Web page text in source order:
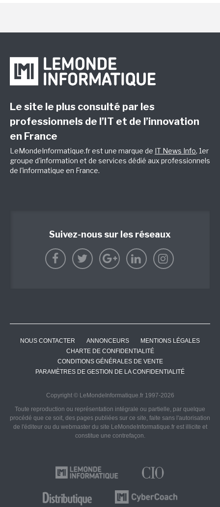
Le site le plus consulté par les
professionnels de l’IT et de l’innovation
en France
LeMondeInformatique.fr est une marque de IT News Info, 1er
groupe d'information et de services dédié aux professionnels
de l'informatique en France.
Suivez-nous sur les réseaux
NOUS CONTACTER ANNONCEURS
MENTIONS LÉGALES
CHARTE DE CONFIDENTIALITÉ
CONDITIONS GÉNÉRALES DE VENTE
PARAMÈTRES DE GESTION DE LA CONFIDENTIALITÉ
Copyright © LeMondeInformatique.fr 1997-2026
Toute reproduction ou représentation intégrale ou partielle, par quelque
procédé que ce soit, des pages publiées sur ce site, faite sans l'autorisation
de l'éditeur ou du webmaster du site LeMondeInformatique.fr est illicite et
constitue une contrefaçon.